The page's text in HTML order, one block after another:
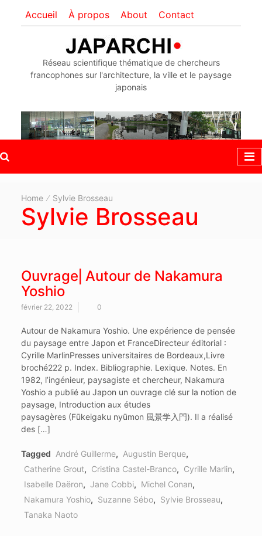
Accueil À propos About Contact
Réseau scientifique thématique de chercheurs
francophones sur l'architecture, la ville et le paysage
japonais
Home Sylvie Brosseau
Sylvie Brosseau
Ouvrage⎜Autour de Nakamura
Yoshio
février 22, 2022 0
Autour de Nakamura Yoshio. Une expérience de pensée
du paysage entre Japon et FranceDirecteur éditorial :
Cyrille MarlinPresses universitaires de Bordeaux,Livre
broché222 p. Index. Bibliographie. Lexique. Notes. En
1982, l’ingénieur, paysagiste et chercheur, Nakamura
Yoshio a publié au Japon un ouvrage clé sur la notion de
paysage, Introduction aux études
paysagères (Fūkeigaku nyūmon 風景学入門). Il a réalisé
des […]
Tagged André Guillerme, Augustin Berque,
Catherine Grout, Cristina Castel-Branco, Cyrille Marlin,
Isabelle Daëron, Jane Cobbi, Michel Conan,
Nakamura Yoshio, Suzanne Sébo, Sylvie Brosseau,
Tanaka Naoto